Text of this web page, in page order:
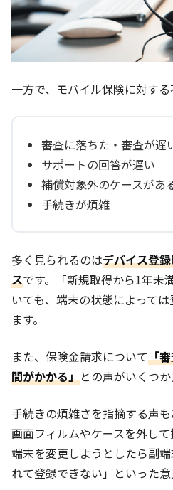
一方で、モバイル保険に対する
審査に落ちた・審査が遅
サポートの回答が遅い
補償対象外のケースがあ
手続きが煩雑
多く見られるのはデバイス登
スです。「新規取得から1年未
いても、端末の状態によって
ます。
また、保険金請求について「
間がかかる」との声がいくつか
手続きの煩雑さを指摘する声
画面フィルムやケースを外し
端末を変更しようとしたら副
れて登録できない」といった